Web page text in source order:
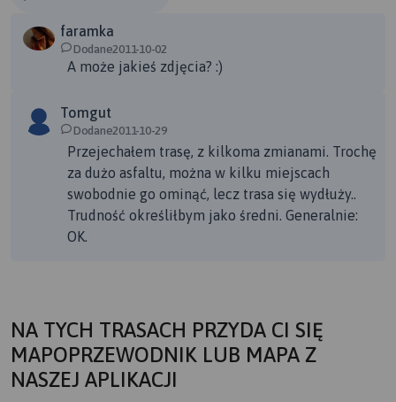
faramka
Dodane2011-10-02
A może jakieś zdjęcia? :)
Tomgut
Dodane2011-10-29
Przejechałem trasę, z kilkoma zmianami. Trochę
za dużo asfaltu, można w kilku miejscach
swobodnie go ominąć, lecz trasa się wydłuży..
Trudność określiłbym jako średni. Generalnie:
OK.
NA TYCH TRASACH PRZYDA CI SIĘ
MAPOPRZEWODNIK LUB MAPA Z
NASZEJ APLIKACJI